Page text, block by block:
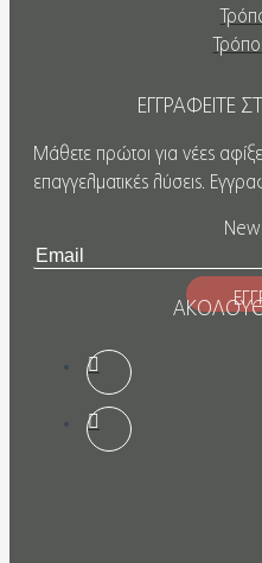
ΕΓΓΡΑΦΕΙΤΕ
Μάθετε πρώτοι για νέες
επαγγελματικές λύσεις.